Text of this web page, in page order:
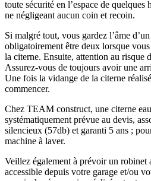
toute sécurité en l’espace de quelques
ne négligeant aucun coin et recoin.
Si malgré tout, vous gardez l’âme
obligatoirement être deux lorsque
la citerne. Ensuite, attention au risque
Assurez-vous de toujours avoir une
Une fois la vidange de la citerne
commencer.
Chez TEAM construct, une citerne
systématiquement prévue au devis,
silencieux (57db) et garanti 5 ans ;
machine à laver.
Veillez également à prévoir un robinet
accessible depuis votre garage et/ou